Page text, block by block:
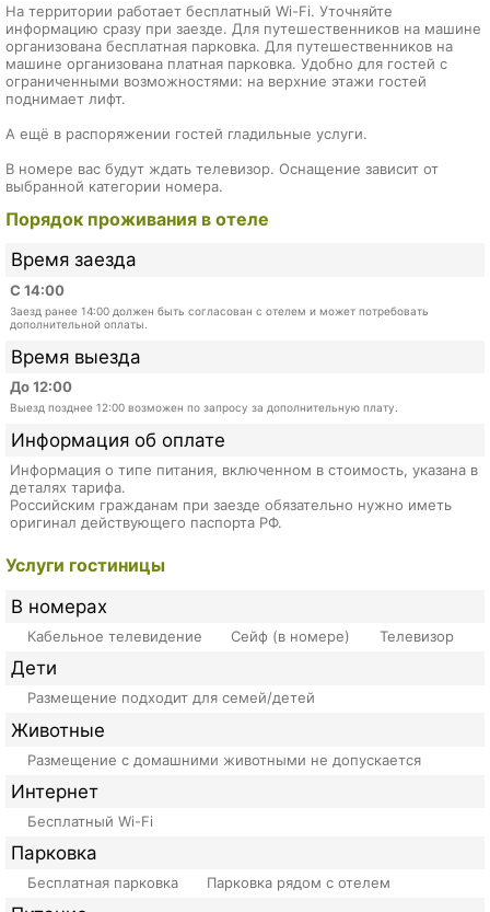
На территории работает бесплатный Wi-Fi. Уточняйте
информацию сразу при заезде. Для путешественников на машине
организована бесплатная парковка. Для путешественников на
машине организована платная парковка. Удобно для гостей с
ограниченными возможностями: на верхние этажи гостей
поднимает лифт.
А ещё в распоряжении гостей гладильные услуги.
В номере вас будут ждать телевизор. Оснащение зависит от
выбранной категории номера.
Порядок проживания в отеле
Время заезда
С 14:00
Заезд ранее 14:00 должен быть согласован с отелем и может потребовать
дополнительной оплаты.
Время выезда
До 12:00
Выезд позднее 12:00 возможен по запросу за дополнительную плату.
Информация об оплате
Информация о типе питания, включенном в стоимость, указана в
деталях тарифа.
Российским гражданам при заезде обязательно нужно иметь
оригинал действующего паспорта РФ.
Услуги гостиницы
В номерах
Кабельное телевидение Сейф (в номере) Телевизор
Дети
Размещение подходит для семей/детей
Животные
Размещение с домашними животными не допускается
Интернет
Бесплатный Wi-Fi
Парковка
Бесплатная парковка Парковка рядом с отелем